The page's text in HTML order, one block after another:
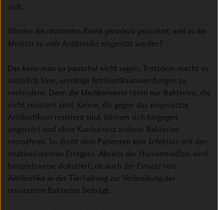
sich.
Werden die resistenten Keime geradezu gezüchtet, weil in der
Medizin zu viele Antibiotika eingesetzt werden?
Das kann man so pauschal nicht sagen. Trotzdem macht es
natürlich Sinn, unnötige Antibiotikaanwendungen zu
verhindern. Denn die Medikamente töten nur Bakterien, die
nicht resistent sind. Keime, die gegen das eingesetzte
Antibiotikum resistent sind, können sich hingegen
ungestört und ohne Konkurrenz anderer Bakterien
vermehren. So droht dem Patienten eine Infektion mit den
multiresistenten Erregern. Abseits der Humanmedizin wird
beispielsweise diskutiert, ob auch der Einsatz von
Antibiotika in der Tierhaltung zur Verbreitung der
resistenten Bakterien beiträgt.